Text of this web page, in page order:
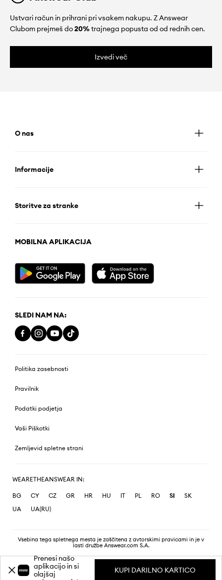
Ustvari račun in prihrani pri vsakem nakupu. Z Answear
Clubom prejmeš do20%trajnega popusta od od rednih cen.
Izvedi več
O nas
Informacije
Storitve za stranke
MOBILNA APLIKACIJA
SLEDI NAM NA:
Politika zasebnosti
Pravilnik
Podatki podjetja
Vaši Piškotki
Zemljevid spletne strani
WEARETHEANSWEAR IN:
BG CY CZ GR HR HU IT PL RO SI
SK
UA
UA(RU)
Vsebina tega spletnega mesta je zaščitena z avtorskimi pravicami in je v
lasti družbe Answear.com S.A.
Prenesi našo
aplikacijo in si
olajšaj
KUPI DARILNO KARTICO